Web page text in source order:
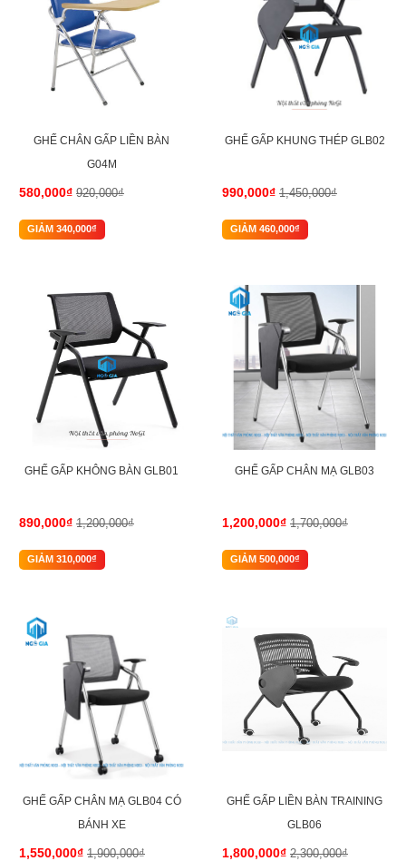
GHẾ CHÂN GẤP LIỀN BÀN
G04M
580,000₫ 920,000₫
GIẢM 340,000₫
GHẾ GẤP KHUNG THÉP GLB02
990,000₫ 1,450,000₫
GIẢM 460,000₫
-26%
GHẾ GẤP KHÔNG BÀN GLB01
890,000₫ 1,200,000₫
GIẢM 310,000₫
-29%
GHẾ GẤP CHÂN MẠ GLB03
1,200,000₫ 1,700,000₫
GIẢM 500,000₫
-18%
GHẾ GẤP CHÂN MẠ GLB04 CÓ
BÁNH XE
1,550,000₫ 1,900,000₫
-22%
GHẾ GẤP LIỀN BÀN TRAINING
GLB06
1,800,000₫ 2,300,000₫